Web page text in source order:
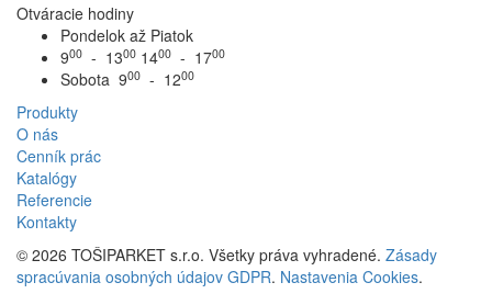
Otváracie hodiny
Pondelok až Piatok
900 - 1300 1400 - 1700
Sobota 900 - 1200
Produkty
O nás
Cenník prác
Katalógy
Referencie
Kontakty
© 2026 TOŠIPARKET s.r.o. Všetky práva vyhradené. Zásady
spracúvania osobných údajov GDPR. Nastavenia Cookies.